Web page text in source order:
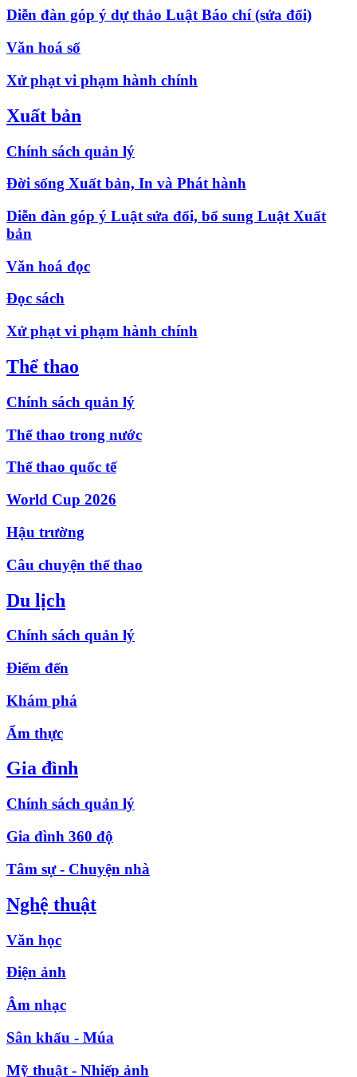
Diễn đàn góp ý dự thảo Luật Báo chí (sửa đổi)
Văn hoá số
Xử phạt vi phạm hành chính
Xuất bản
Chính sách quản lý
Đời sống Xuất bản, In và Phát hành
Diễn đàn góp ý Luật sửa đổi, bổ sung Luật Xuất
bản
Văn hoá đọc
Đọc sách
Xử phạt vi phạm hành chính
Thể thao
Chính sách quản lý
Thể thao trong nước
Thể thao quốc tế
World Cup 2026
Hậu trường
Câu chuyện thể thao
Du lịch
Chính sách quản lý
Điểm đến
Khám phá
Ẩm thực
Gia đình
Chính sách quản lý
Gia đình 360 độ
Tâm sự - Chuyện nhà
Nghệ thuật
Văn học
Điện ảnh
Âm nhạc
Sân khấu - Múa
Mỹ thuật - Nhiếp ảnh